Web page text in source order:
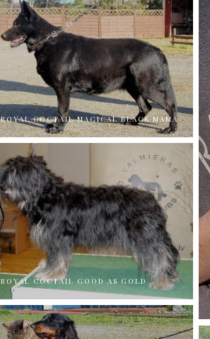
ROYAL COCTAIL MAGICAL BLACK MAMA
ROYAL COCTAIL GOOD AS GOLD